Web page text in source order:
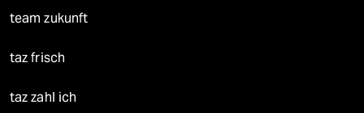
team zukunft
taz frisch
taz zahl ich